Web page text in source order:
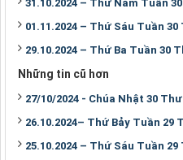
31.10.2024 – Thứ Năm Tuần
01.11.2024 – Thứ Sáu Tuần
29.10.2024 – Thứ Ba Tuần 30
Những tin cũ hơn
27/10/2024 - Chúa Nhật 30
26.10.2024– Thứ Bảy Tuần 29
25.10.2024 – Thứ Sáu Tuần